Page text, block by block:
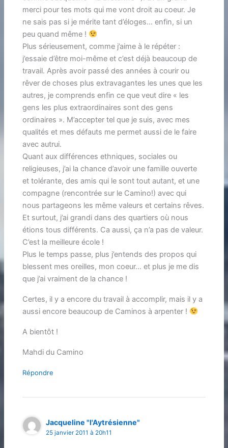
merci pour tes mots qui me vont droit au coeur. Je
ne sais pas si je mérite tant d’éloges… enfin, si un
peu quand même !
Plus sérieusement, comme j’aime à le répéter :
j’essaie d’être moi-même et c’est déjà beaucoup de
travail. Après avoir passé des années à courir ou
rêver de choses plus extravagantes les unes que les
autres, je comprends enfin ce que veut dire « les
gens les plus extraordinaires sont des gens
ordinaires ». M’accepter tel que je suis, avec mes
qualités et mes défauts me permet aussi de le faire
avec autrui.
Quant aux différences ethniques, sociales ou
religieuses, j’ai la chance d’avoir une famille ouverte
et tolérante, des amis qui le sont tout autant, et une
compagne (rencontrée sur le Camino!) avec qui
nous partageons les même valeurs et certains rêves.
Et surtout, j’ai grandi dans des quartiers où nous
étions tous différents. Ca aussi, ça n’a pas de valeur.
C’est la meilleure école !
Plus le temps passe, plus j’entends des propos qui
blessent mes oreilles, mon coeur… et plus je me dis
que j’ai vraiment de la chance !
Certes, il y a encore du travail à accomplir, mais il y a
aussi encore beaucoup de Caminos à arpenter !
A bientôt !
Mahdi du Camino
Répondre
Jacqueline "l'Aytrésienne"
25 janvier 2011 à 20h11